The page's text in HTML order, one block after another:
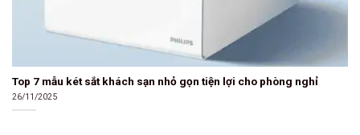
Top 7 mẫu két sắt khách sạn nhỏ gọn tiện lợi cho phòng nghỉ
26/11/2025